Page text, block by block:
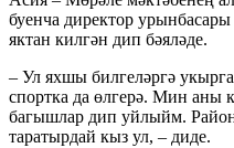
буенча директор урынбасары
яктан килгән дип бәяләде.
– Ул яхшы билгеләргә
спортка да өлгерә. Мин аны
багышлар дип уйлыйм.
таратырдай кыз ул, – диде.